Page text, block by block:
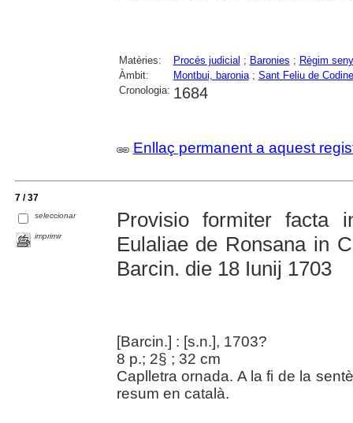
Matèries: Procés judicial ; Baronies ; Règim
Àmbit:
Montbui, baronia; Sant Feliu de
Cronologia: 1684
Enllaç permanent a aquest
7 / 37
seleccionar
imprimir
Provisio formiter facta
Eulaliae de Ronsana in
Barcin. die 18 Iunij 1703
[Barcin.] : [s.n.], 1703?
8 p.; 2§ ; 32 cm
Caplletra ornada. A la fi de la
resum en català.